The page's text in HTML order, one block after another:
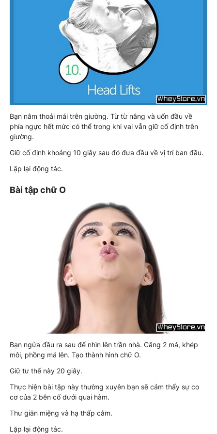
Bạn nằm thoải mái trên giường. Từ từ nâng và uốn đầu về
phía ngực hết mức có thể trong khi vai vẫn giữ cố định trên
giường.
Giữ cố định khoảng 10 giây sau đó đưa đầu về vị trí ban đầu.
Lặp lại động tác.
Bài tập chữ O
Bạn ngửa đầu ra sau để nhìn lên trần nhà. Căng 2 má, khép
môi, phồng má lên. Tạo thành hình chữ O.
Giữ tư thế này 20 giây.
Thực hiện bài tập này thường xuyên bạn sẽ cảm thấy sự co
cơ của 2 bên cổ dưới quai hàm.
Thư giãn miệng và hạ thấp cằm.
Lặp lại động tác.